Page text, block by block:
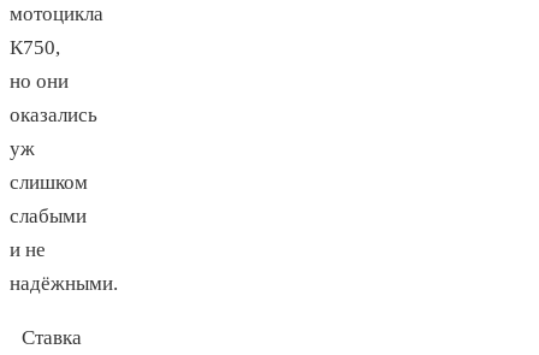
мотоцикла
К750,
но они
оказались
уж
слишком
слабыми
и не
надёжными.
Ставка